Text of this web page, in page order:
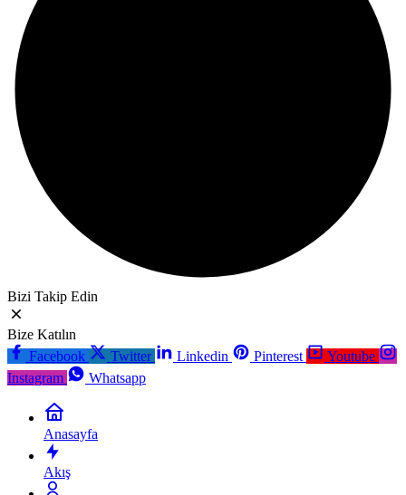
Bizi Takip Edin
Bize Katılın
Facebook
Twitter Linkedin Pinterest
Youtube
Instagram
Whatsapp
Anasayfa
Akış